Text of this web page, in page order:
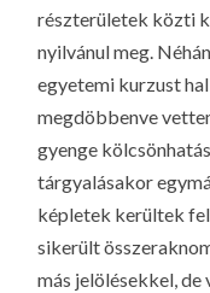
részterületek közti
nyilvánul meg.
egyetemi kurzust
megdöbbenve
gyenge
tárgyalásakor
képletek kerültek
sikerült
más jelölésekkel, de